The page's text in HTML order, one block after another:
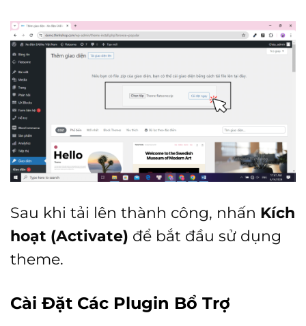
Sau khi tải lên thành công, nhấn Kích
hoạt (Activate) để bắt đầu sử dụng
theme.
Cài Đặt Các Plugin Bổ Trợ